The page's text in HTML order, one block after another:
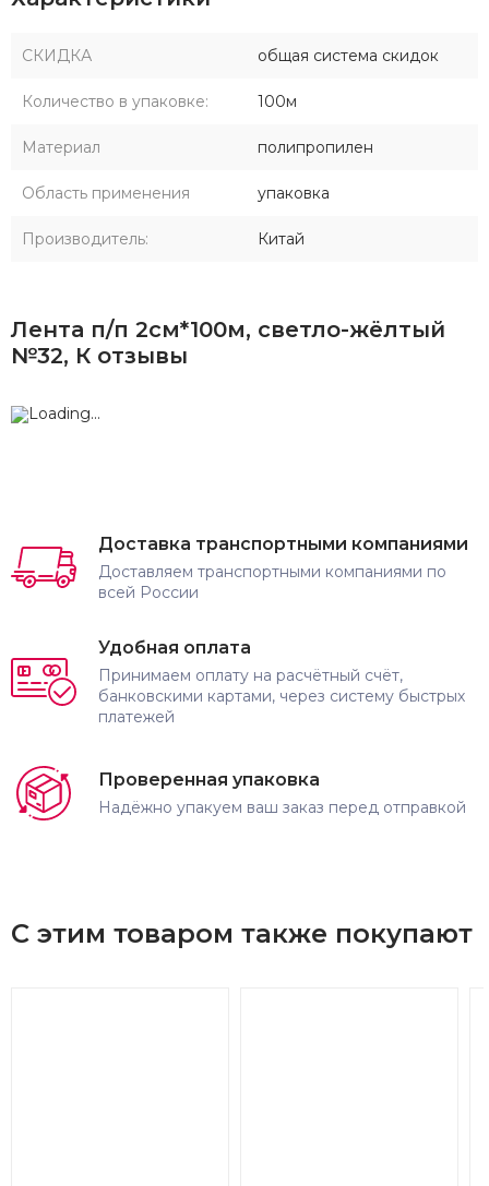
СКИДКА общая система скидок
Количество в упаковке: 100м
Материал полипропилен
Область применения упаковка
Производитель: Китай
Лента п/п 2см*100м, светло-жёлтый
№32, К отзывы
Доставка транспортными компаниями
Доставляем транспортными компаниями по
всей России
Удобная оплата
Принимаем оплату на расчётный счёт,
банковскими картами, через систему быстрых
платежей
Проверенная упаковка
Надёжно упакуем ваш заказ перед отправкой
С этим товаром также покупают